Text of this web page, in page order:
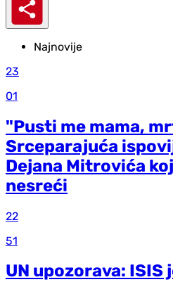
Najnovije
23
01
"Pusti me mama,
Srceparajuća
Dejana Mitrovića
nesreći
22
51
UN upozorava: ISIS